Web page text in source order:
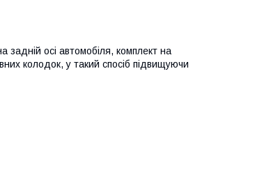
задній осі автомобіля, комплект на
колодок, у такий спосіб підвищуючи